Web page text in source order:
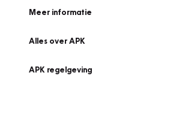
Meer informatie
Alles over APK
APK regelgeving